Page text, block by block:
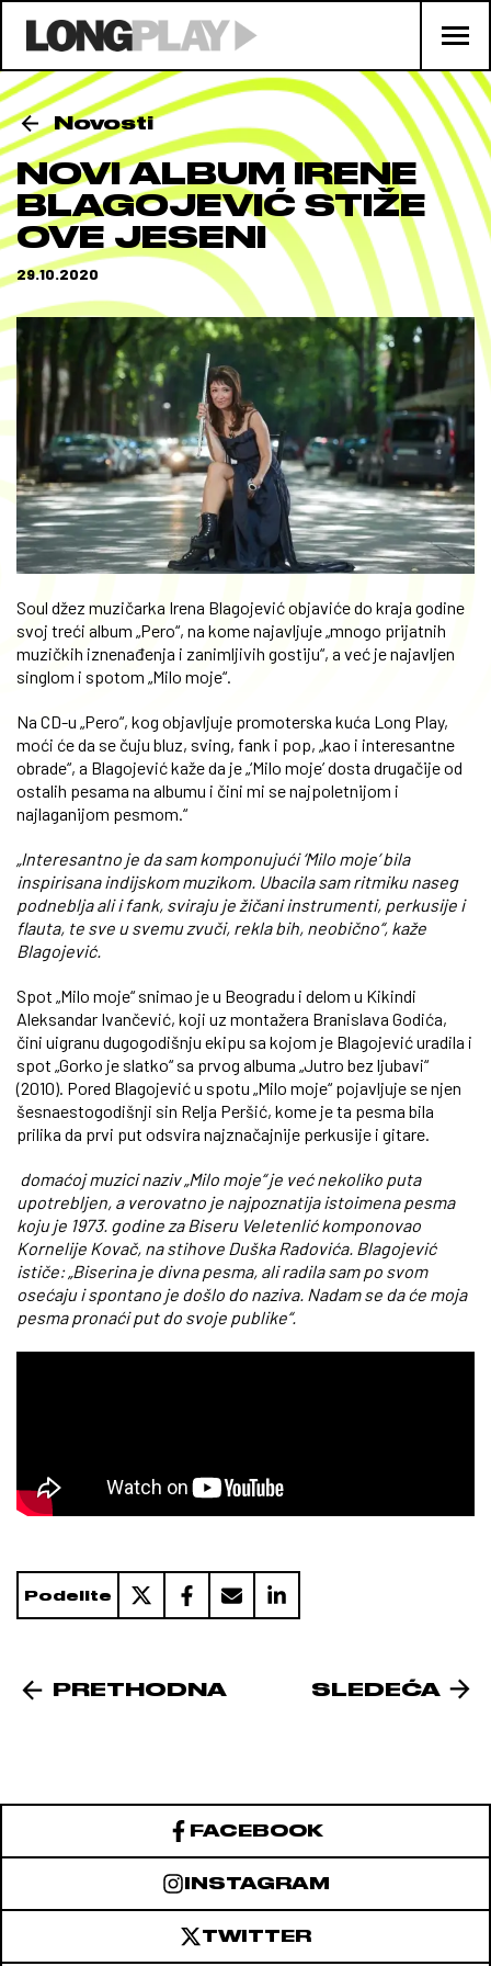
Novosti
NOVI ALBUM IRENE
BLAGOJEVIĆ STIŽE
OVE JESENI
29.10.2020
Soul džez muzičarka Irena Blagojević objaviće do kraja godine
svoj treći album „Pero“, na kome najavljuje „mnogo prijatnih
muzičkih iznenađenja i zanimljivih gostiju“, a već je najavljen
singlom i spotom „Milo moje“.
Na CD-u „Pero“, kog objavljuje promoterska kuća Long Play,
moći će da se čuju bluz, sving, fank i pop, „kao i interesantne
obrade“, a Blagojević kaže da je „‘Milo moje’ dosta drugačije od
ostalih pesama na albumu i čini mi se najpoletnijom i
najlaganijom pesmom.“
„Interesantno je da sam komponujući ‘Milo moje’ bila
inspirisana indijskom muzikom. Ubacila sam ritmiku naseg
podneblja ali i fank, sviraju je žičani instrumenti, perkusije i
flauta, te sve u svemu zvuči, rekla bih, neobično“, kaže
Blagojević.
Spot „Milo moje“ snimao je u Beogradu i delom u Kikindi
Aleksandar Ivančević, koji uz montažera Branislava Godića,
čini uigranu dugogodišnju ekipu sa kojom je Blagojević uradila i
spot „Gorko je slatko“ sa prvog albuma „Jutro bez ljubavi“
(2010). Pored Blagojević u spotu „Milo moje“ pojavljuje se njen
šesnaestogodišnji sin Relja Peršić, kome je ta pesma bila
prilika da prvi put odsvira najznačajnije perkusije i gitare.
domaćoj muzici naziv „Milo moje“ je već nekoliko puta
upotrebljen, a verovatno je najpoznatija istoimena pesma
koju je 1973. godine za Biseru Veletenlić komponovao
Kornelije Kovač, na stihove Duška Radovića. Blagojević
ističe: „Biserina je divna pesma, ali radila sam po svom
osećaju i spontano je došlo do naziva. Nadam se da će moja
pesma pronaći put do svoje publike“.
Podelite
PRETHODNA SLEDEĆA
FACEBOOK
INSTAGRAM
TWITTER